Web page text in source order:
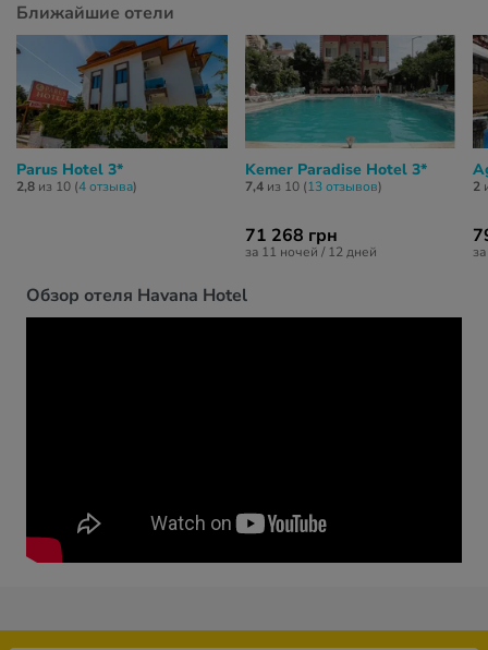
Обзор отеля Havana Hotel
Ближайшие отели
Parus Hotel 3*
2,8 из 10 (4 отзывa)
Kemer Paradise Hotel 3*
7,4из 10 (13 отзывов)
71 268 грн
за 11 ночей / 12 дней
2